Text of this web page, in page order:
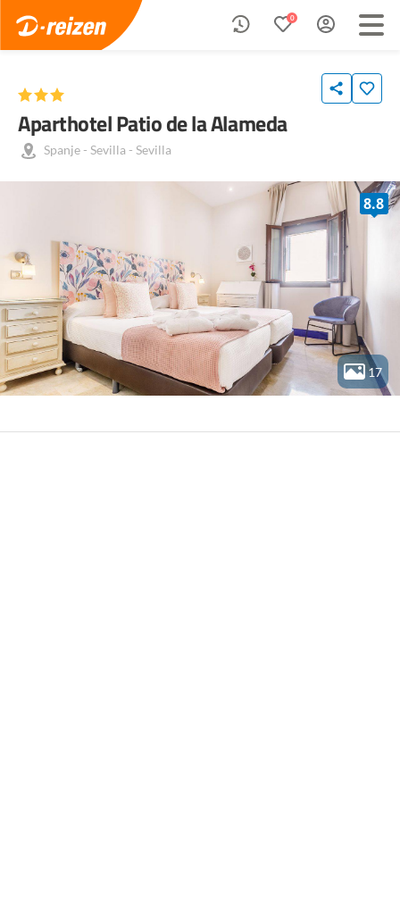
0
Aparthotel Patio de la Alameda
Spanje - Sevilla - Sevilla
17
8.8